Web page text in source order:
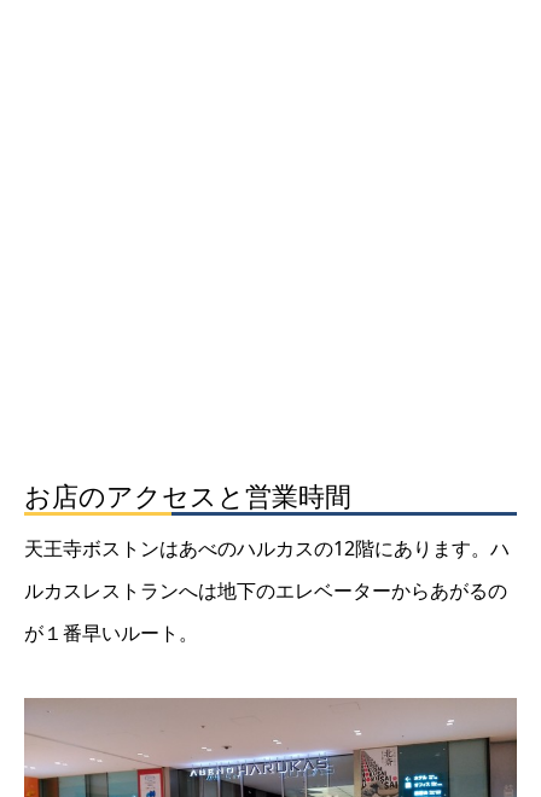
お店のアクセスと営業時間
天王寺ボストンはあべのハルカスの12階にあります。ハ
ルカスレストランへは地下のエレベーターからあがるの
が１番早いルート。